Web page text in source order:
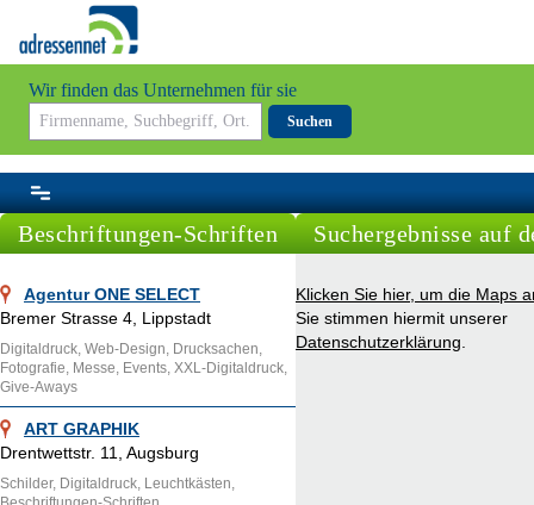
Wir finden das Unternehmen für sie
Suchen
Beschriftungen-Schriften
Agentur ONE SELECT
Bremer Strasse 4, Lippstadt
Digitaldruck, Web-Design, Drucksachen,
Fotografie, Messe, Events, XXL-Digitaldruck,
Give-Aways
ART GRAPHIK
Drentwettstr. 11, Augsburg
Schilder, Digitaldruck, Leuchtkästen,
Suchergebnisse auf
Klicken Sie hier, um die Maps
Sie stimmen hiermit unserer
Datenschutzerklärung